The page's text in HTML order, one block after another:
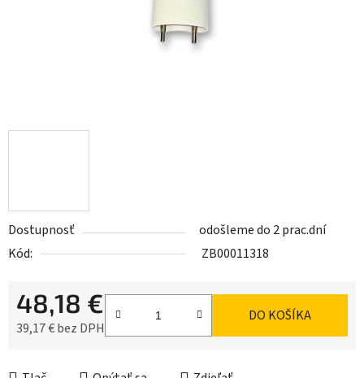
Dostupnosť
odošleme do 2 prac.dní
Kód:
ZB00011318
48,18 €
39,17 € bez DPH
DO KOŠÍKA